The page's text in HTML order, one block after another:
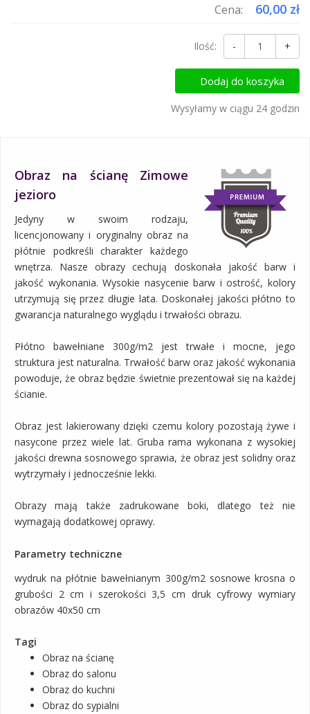
Cena: 60,00 zł
Dodaj do koszyka
Ilość: - +
Wysyłamy w ciągu 24 godzin
Obraz na ścianę Zimowe
jezioro
Jedyny w swoim rodzaju,
licencjonowany i oryginalny obraz na
płótnie podkreśli charakter każdego
wnętrza. Nasze obrazy cechują doskonała jakość barw i
jakość wykonania. Wysokie nasycenie barw i ostrość, kolory
utrzymują się przez długie lata. Doskonałej jakości płótno to
gwarancja naturalnego wyglądu i trwałości obrazu.
Płótno bawełniane 300g/m2 jest trwałe i mocne, jego
struktura jest naturalna. Trwałość barw oraz jakość wykonania
powoduje, że obraz będzie świetnie prezentował się na każdej
ścianie.
Obraz jest lakierowany dzięki czemu kolory pozostają żywe i
nasycone przez wiele lat. Gruba rama wykonana z wysokiej
jakości drewna sosnowego sprawia, że obraz jest solidny oraz
wytrzymały i jednocześnie lekki.
Obrazy mają także zadrukowane boki, dlatego też nie
wymagają dodatkowej oprawy.
Parametry techniczne
wydruk na płótnie bawełnianym 300g/m2 sosnowe krosna o
grubości 2 cm i szerokości 3,5 cm druk cyfrowy wymiary
obrazów 40x50 cm
Tagi
Obraz na ścianę
Obraz do salonu
Obraz do kuchni
Obraz do sypialni